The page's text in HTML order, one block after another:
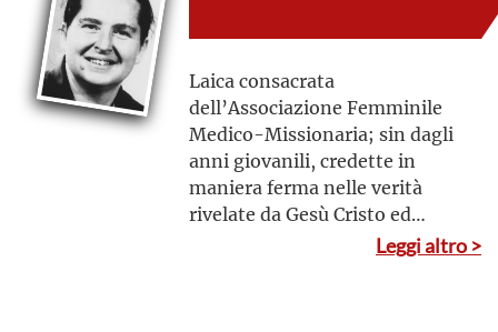
umana, nel contesto socio-
Laica consacrata
dell’Associazione Femminile
Medico-Missionaria; sin dagli
anni giovanili, credette in
maniera ferma nelle verità
rivelate da Gesù Cristo ed
insegnate dalla Chiesa,Leggi altro >